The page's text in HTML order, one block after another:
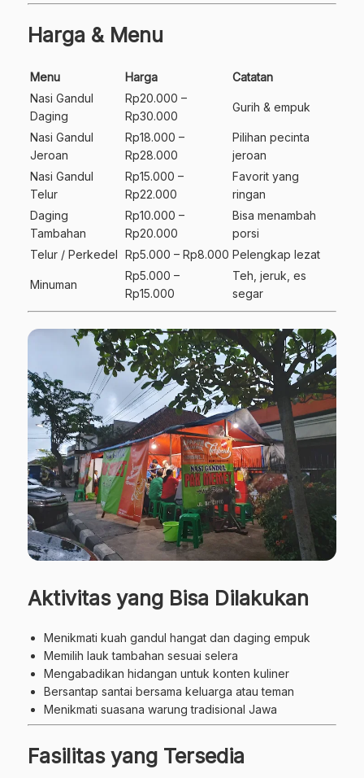
Harga & Menu
Menu Harga
Catatan
Nasi Gandul
Daging
Rp20.000 –
Rp30.000
Gurih & empuk
Nasi Gandul
Jeroan
Rp18.000 –
Rp28.000
Pilihan pecinta
jeroan
Nasi Gandul
Telur
Rp15.000 –
Rp22.000
Favorit yang
ringan
Daging
Tambahan
Rp10.000 –
Rp20.000
Bisa menambah
porsi
Telur / Perkedel Rp5.000 – Rp8.000 Pelengkap lezat
Minuman
Rp5.000 –
Rp15.000
Teh, jeruk, es
segar
Aktivitas yang Bisa Dilakukan
Menikmati kuah gandul hangat dan daging empuk
Memilih lauk tambahan sesuai selera
Mengabadikan hidangan untuk konten kuliner
Bersantap santai bersama keluarga atau teman
Menikmati suasana warung tradisional Jawa
Fasilitas yang Tersedia